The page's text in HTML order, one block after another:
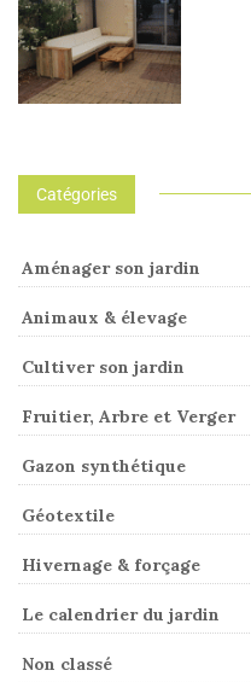
Catégories
Aménager son jardin
Animaux & élevage
Cultiver son jardin
Fruitier, Arbre et Verger
Gazon synthétique
Géotextile
Hivernage & forçage
Le calendrier du jardin
Non classé